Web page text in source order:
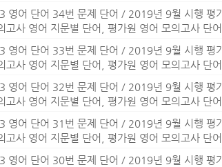
영어 단어 34번 문제 단어 / 2019년 9월 시행 평
고사 영어 지문별 단어, 평가원 영어 모의고사 단
영어 단어 33번 문제 단어 / 2019년 9월 시행 평
고사 영어 지문별 단어, 평가원 영어 모의고사 단
영어 단어 32번 문제 단어 / 2019년 9월 시행 평
고사 영어 지문별 단어, 평가원 영어 모의고사 단
영어 단어 31번 문제 단어 / 2019년 9월 시행 평
고사 영어 지문별 단어, 평가원 영어 모의고사 단
영어 단어 30번 문제 단어 / 2019년 9월 시행 평